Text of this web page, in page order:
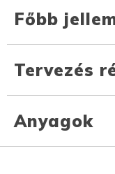
Főbb
Tervezés
Anyagok